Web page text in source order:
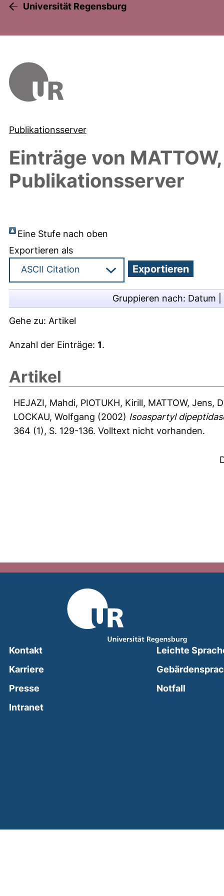
Universität Regensburg
Publikationsserver
Einträge von
Publikationsserver
Eine Stufe nach oben
Exportieren als
Gruppieren nach: Datum
Gehe zu: Artikel
Anzahl der Einträge: 1.
Artikel
HEJAZI, Mahdi, PIOTUKH, Kirill, MATTOW, Jens,
LOCKAU, Wolfgang (2002) Isoaspartyl
364 (1), S. 129-136. Volltext nicht vorhanden.
Kontakt
Karriere
Presse
Intranet(external link, opens in a new window)
Leichte
Notfall